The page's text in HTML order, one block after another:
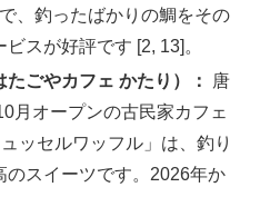
、釣ったばかりの鯛をその
スが好評です [2, 13]。
ごやカフェ かたり）：
唐
月オープンの古民家カフェ
ッセルワッフル」は、釣り
のスイーツです。2026年か